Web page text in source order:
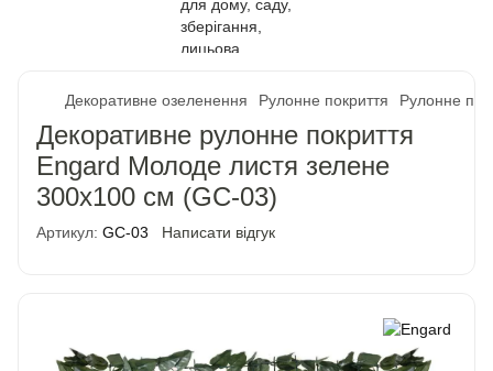
Декоративне озеленення Рулонне покриття Рулонне
Декоративне рулонне покриття
Engard Молоде листя зелене
300х100 см (GC-03)
Артикул: GC-03 Написати відгук